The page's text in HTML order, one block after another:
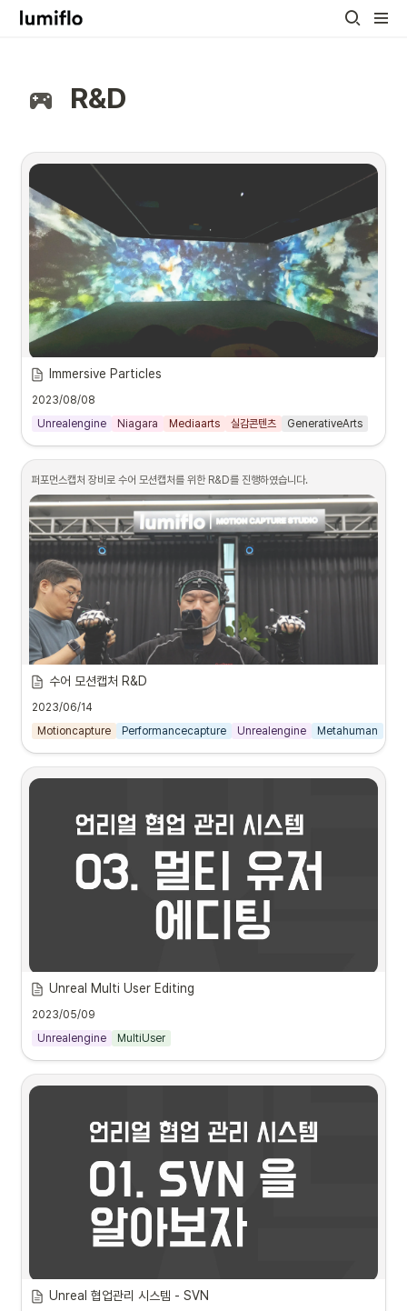
R&D
일반적으로  GenerativeArt를 제작할때 리얼타임렌더링이 가능한 Unity 엔진이나
언리얼엔진 기반의 GenerativeArts의 사례가 많지 않아서 내부적으로 언리얼엔진
5.2에서 Niagara 시스템만을 사용하여 Immersive Particles을 테스트해본 결과
입니다.
센서 기반의 인터랙션과 라이브 퍼포먼스와의 통합등을 R&D하고 있습니다.
머시브 #immersive
Immersive Particles
2023/08/08
Unrealengine
Niagara Mediaarts 실감콘텐츠 GenerativeArts
퍼포먼스캡처 장비로 수어 모션캡처를 위한 R&D를 진행하였습니다.
퍼포먼스 캡처 장비 착용
수어 모션캡처 R&D
2023/06/14
Motioncapture
Performancecapture Unrealengine Metahuman
언리얼의 주요 기능 중 Multi User Editing (다중 사용자 편집)을 정리하였
user-editing-in-unreal-engine/
Unreal Multi User Editing
2023/05/09
Unrealengine
MultiUser
언리얼 엔진 사용자들의 협업시 반드시 필요한 협업 관리 시스템을 파보았습
Unreal 협업관리 시스템 - SVN